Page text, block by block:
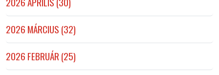
2026 MÁRCIUS (32)
2026 FEBRUÁR (25)